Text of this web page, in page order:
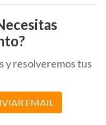
y resolveremos tus
EMAIL